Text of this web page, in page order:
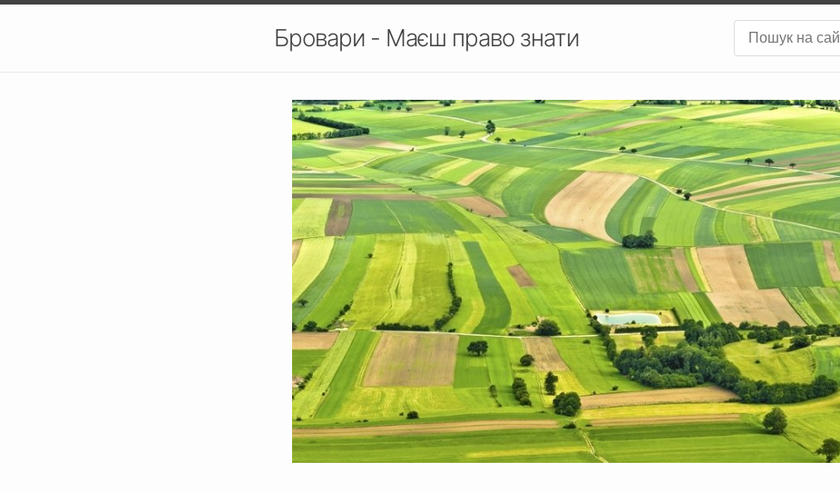
Бровари - Маєш право знати